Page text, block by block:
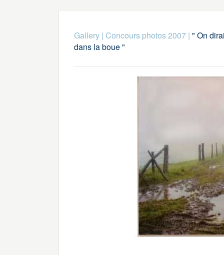
Gallery| Concours photos 2007| " On
dans la boue "